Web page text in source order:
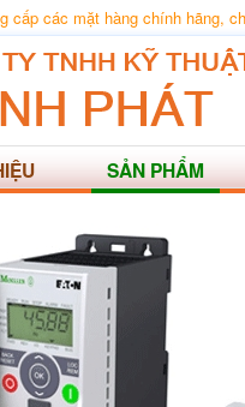
cấp các mặt hàng chính hãng,
SẢN PHẨM